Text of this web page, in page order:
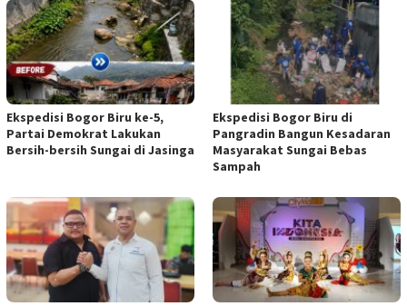
Ekspedisi Bogor Biru ke-5,
Partai Demokrat Lakukan
Bersih-bersih Sungai di Jasinga
Ekspedisi Bogor Biru di
Pangradin Bangun Kesadaran
Masyarakat Sungai Bebas
Sampah